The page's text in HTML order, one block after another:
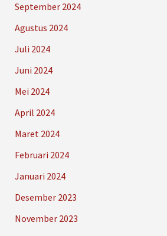
September 2024
Agustus 2024
Juli 2024
Juni 2024
Mei 2024
April 2024
Maret 2024
Februari 2024
Januari 2024
Desember 2023
November 2023